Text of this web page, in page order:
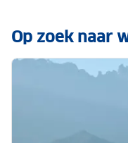
Op zoek naar